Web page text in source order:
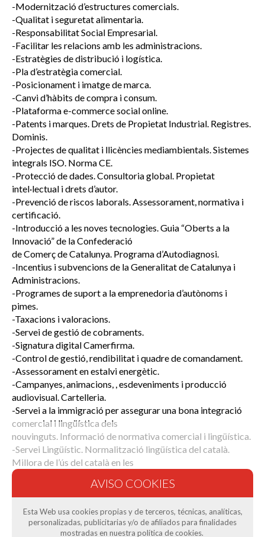
-Modernització d’estructures comercials.
-Qualitat i seguretat alimentaria.
-Responsabilitat Social Empresarial.
-Facilitar les relacions amb les administracions.
-Estratègies de distribució i logística.
-Pla d’estratègia comercial.
-Posicionament i imatge de marca.
-Canvi d’hàbits de compra i consum.
-Plataforma e-commerce social online.
-Patents i marques. Drets de Propietat Industrial. Registres.
Dominis.
-Projectes de qualitat i llicències mediambientals. Sistemes
integrals ISO. Norma CE.
-Protecció de dades. Consultoria global. Propietat
intel·lectual i drets d’autor.
-Prevenció de riscos laborals. Assessorament, normativa i
certificació.
-Introducció a les noves tecnologies. Guia “Oberts a la
Innovació” de la Confederació
de Comerç de Catalunya. Programa d’Autodiagnosi.
-Incentius i subvencions de la Generalitat de Catalunya i
Administracions.
-Programes de suport a la emprenedoria d’autònoms i
pimes.
-Taxacions i valoracions.
-Servei de gestió de cobraments.
-Signatura digital Camerfirma.
-Control de gestió, rendibilitat i quadre de comandament.
-Assessorament en estalvi energètic.
-Campanyes, animacions, , esdeveniments i producció
audiovisual. Cartelleria.
-Servei a la immigració per assegurar una bona integració
comercial i lingüística dels
nouvinguts. Informació de normativa comercial i lingüística.
-Servei Lingüístic. Normalització lingüística del català.
Millora de l’ús del català en les
comunicacions habituals. Correcció de textos. Traducció a
-Servei a la millor jubilació. Assessorament en matèries de
jubilacions, successions i
donacions.
Esta Web usa cookies propias y de terceros, técnicas, analíticas,
personalizadas, publicitarias y/o de afiliados para finalidades
mostradas en nuestra política de cookies.